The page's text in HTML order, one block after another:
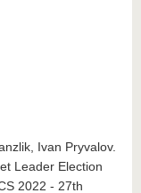
Ivan Pryvalov.
Leader Election
2022 - 27th